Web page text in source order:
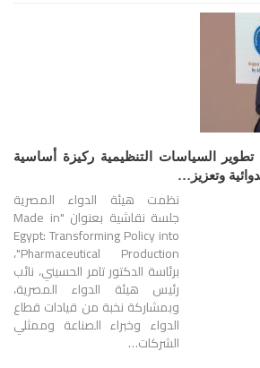
تطوير السياسات التنظيمية ركيزة أساسية
وتعزيز…
نظمت هيئة الدواء المصرية
جلسة نقاشية بعنوان "Made in
Egypt: Transforming Policy into
Pharmaceutical Production"،
برئاسة الدكتور تامر الحسيني، نائب
رئيس هيئة الدواء المصرية،
وبمشاركة نخبة من قيادات قطاع
الدواء وخبراء الصناعة وممثلي
الشركات…